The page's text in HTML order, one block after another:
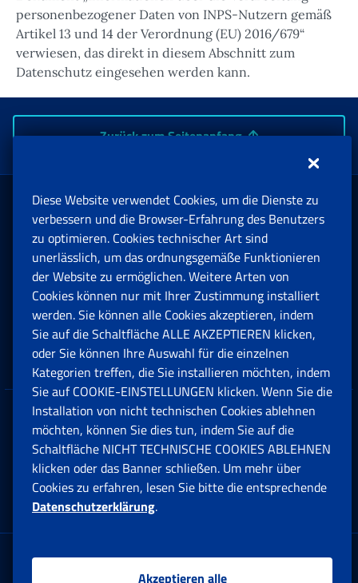
personenbezogener Daten von INPS-Nutzern gemäß
Artikel 13 und 14 der Verordnung (EU) 2016/679“
verwiesen, das direkt in diesem Abschnitt zum
Datenschutz eingesehen werden kann.
Zurück zum Seitenanfang
Rente und Sozialversicherung
Arbeit
Beihilfen, Subventionen und Entschädigungen
Unternehmen und Freiberufler
Datenschutz
Cookie einstellungen
Multikanal-Contact Center
Firmensitz:
Diese Website verwendet Cookies, um die Dienste zu
verbessern und die Browser-Erfahrung des Benutzers
zu optimieren. Cookies technischer Art sind
unerlässlich, um das ordnungsgemäße Funktionieren
der Website zu ermöglichen. Weitere Arten von
Cookies können nur mit Ihrer Zustimmung installiert
werden. Sie können alle Cookies akzeptieren, indem
Sie auf die Schaltfläche ALLE AKZEPTIEREN klicken,
oder Sie können Ihre Auswahl für die einzelnen
Kategorien treffen, die Sie installieren möchten, indem
Sie auf COOKIE-EINSTELLUNGEN klicken. Wenn Sie die
Installation von nicht technischen Cookies ablehnen
möchten, können Sie dies tun, indem Sie auf die
Schaltfläche NICHT TECHNISCHE COOKIES ABLEHNEN
klicken oder das Banner schließen. Um mehr über
Cookies zu erfahren, lesen Sie bitte die entsprechende
Datenschutzerklärung.
Akzeptieren alle